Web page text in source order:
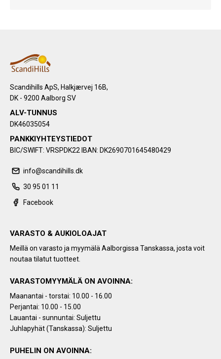
Scandihills ApS, Halkjærvej 16B,
DK - 9200 Aalborg SV
ALV-TUNNUS
DK46035054
PANKKIYHTEYSTIEDOT
BIC/SWIFT: VRSPDK22 IBAN: DK2690701645480429
info@scandihills.dk
30 95 01 11
Facebook
VARASTO & AUKIOLOAJAT
Meillä on varasto ja myymälä Aalborgissa Tanskassa, josta voit
noutaa tilatut tuotteet.
VARASTOMYYMÄLÄ ON AVOINNA:
Maanantai - torstai: 10.00 - 16.00
Perjantai: 10.00 - 15.00
Lauantai - sunnuntai: Suljettu
Juhlapyhät (Tanskassa): Suljettu
PUHELIN ON AVOINNA: